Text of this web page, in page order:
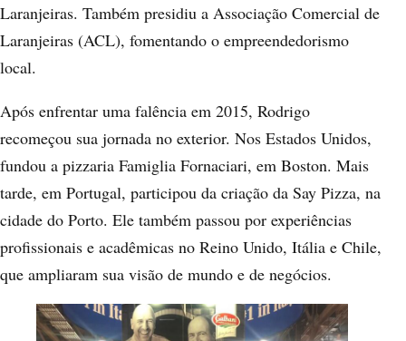
Laranjeiras. Também presidiu a Associação Comercial de
Laranjeiras (ACL), fomentando o empreendedorismo
local.
Após enfrentar uma falência em 2015, Rodrigo
recomeçou sua jornada no exterior. Nos Estados Unidos,
fundou a pizzaria Famiglia Fornaciari, em Boston. Mais
tarde, em Portugal, participou da criação da Say Pizza, na
cidade do Porto. Ele também passou por experiências
profissionais e acadêmicas no Reino Unido, Itália e Chile,
que ampliaram sua visão de mundo e de negócios.